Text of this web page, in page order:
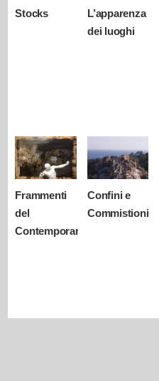
Stocks
L’apparenza
dei luoghi
Frammenti
del
Contemporaneo
Confini e
Commistioni